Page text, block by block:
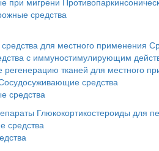
средства
для местного применения
с иммуностимулирующим
тканей для местного
средства
средства
Глюкокортикостероиды для
средства